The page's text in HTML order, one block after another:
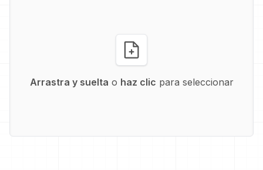
Arrastra y suelta o haz clic para seleccionar